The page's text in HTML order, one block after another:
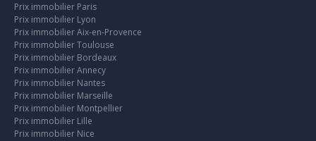
Prix immobilier Paris
Prix immobilier Lyon
Prix immobilier Aix-en-Provence
Prix immobilier Toulouse
Prix immobilier Bordeaux
Prix immobilier Annecy
Prix immobilier Nantes
Prix immobilier Marseille
Prix immobilier Montpellier
Prix immobilier Lille
Prix immobilier Nice